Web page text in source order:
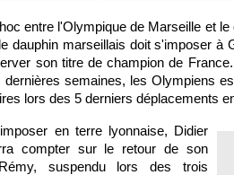
entre l'Olympique de Marseille et le
dauphin marseillais doit s'imposer
son titre de champion de
dernières semaines, les Olympiens
lors des 5 derniers déplacements
en terre lyonnaise, Didier
compter sur le retour de son
suspendu lors des trois